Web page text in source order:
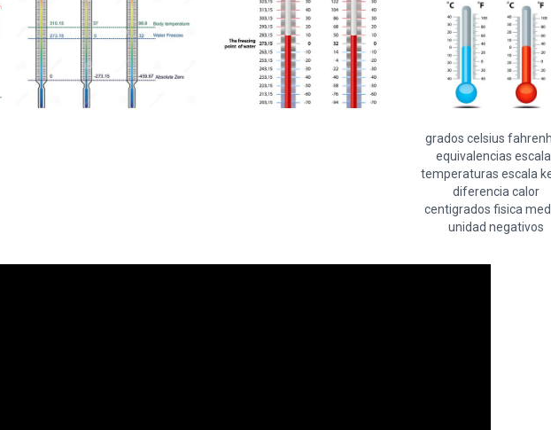
grados celsius
equivalencias
temperaturas escala
diferencia calor
centigrados fisica
unidad negativos